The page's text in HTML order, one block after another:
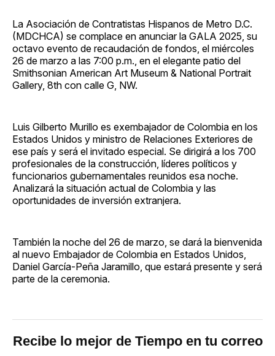
La Asociación de Contratistas Hispanos de Metro D.C.
(MDCHCA) se complace en anunciar la GALA 2025, su
octavo evento de recaudación de fondos, el miércoles
26 de marzo a las 7:00 p.m., en el elegante patio del
Smithsonian American Art Museum & National Portrait
Gallery, 8th con calle G, NW.
Luis Gilberto Murillo es exembajador de Colombia en los
Estados Unidos y ministro de Relaciones Exteriores de
ese país y será el invitado especial. Se dirigirá a los 700
profesionales de la construcción, líderes políticos y
funcionarios gubernamentales reunidos esa noche.
Analizará la situación actual de Colombia y las
oportunidades de inversión extranjera.
También la noche del 26 de marzo, se dará la bienvenida
al nuevo Embajador de Colombia en Estados Unidos,
Daniel García-Peña Jaramillo, que estará presente y será
parte de la ceremonia.
Recibe lo mejor de Tiempo en tu correo